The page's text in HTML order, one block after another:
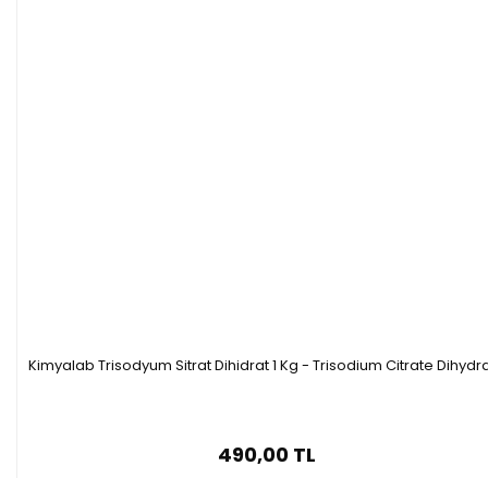
Kimyalab Trisodyum Sitrat Dihidrat 1 Kg - Trisodium Citrate
490,00 TL